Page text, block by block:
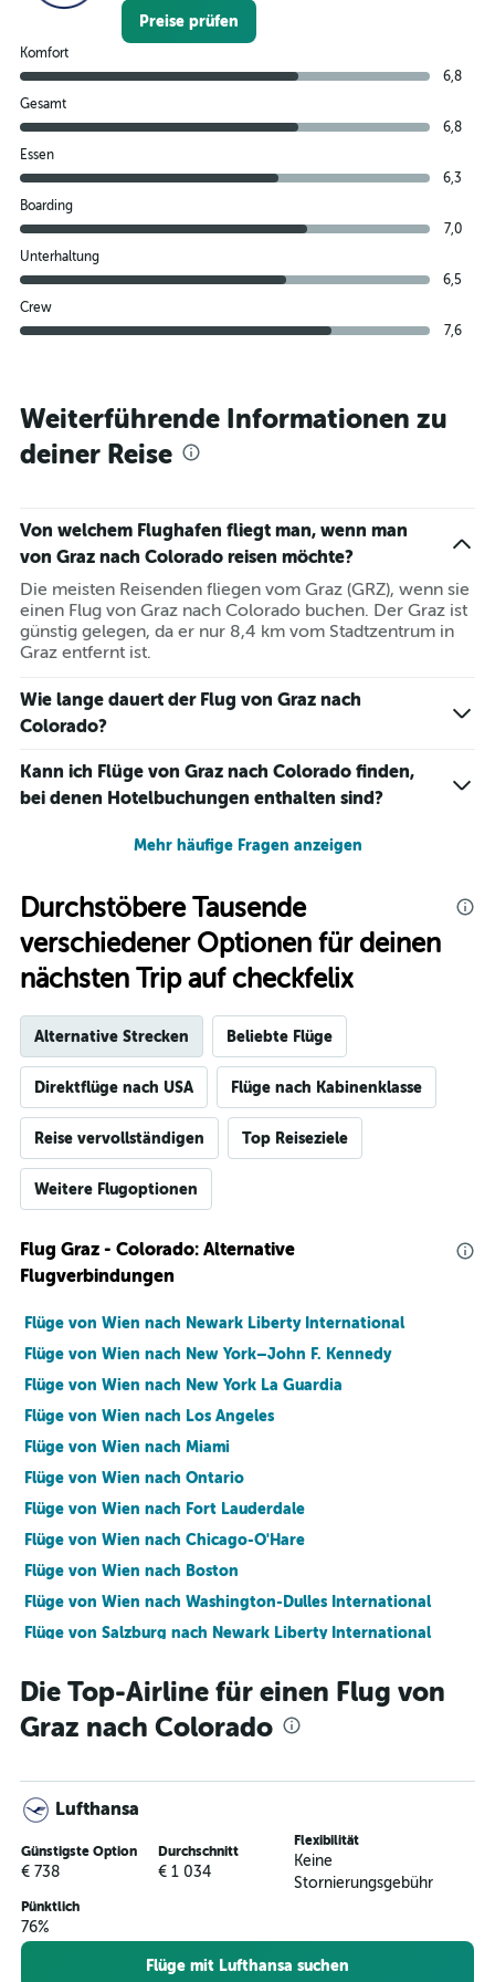
Preise prüfen
Komfort
6,8
Gesamt
6,8
Essen
6,3
Boarding
7,0
Unterhaltung
6,5
Crew
7,6
Weiterführende Informationen zu
deiner Reise
Von welchem Flughafen fliegt man, wenn man
von Graz nach Colorado reisen möchte?
Die meisten Reisenden fliegen vom Graz (GRZ), wenn sie
einen Flug von Graz nach Colorado buchen. Der Graz ist
günstig gelegen, da er nur 8,4 km vom Stadtzentrum in
Graz entfernt ist.
Wie lange dauert der Flug von Graz nach
Colorado?
Kann ich Flüge von Graz nach Colorado finden,
bei denen Hotelbuchungen enthalten sind?
Mehr häufige Fragen anzeigen
Durchstöbere Tausende
verschiedener Optionen für deinen
nächsten Trip auf checkfelix
Alternative Strecken Beliebte Flüge
Direktflüge nach USA Flüge nach Kabinenklasse
Reise vervollständigen Top Reiseziele
Weitere Flugoptionen
Flug Graz - Colorado: Alternative
Flugverbindungen
Flüge von Wien nach Newark Liberty International
Flüge von Wien nach New York–John F. Kennedy
Flüge von Wien nach New York La Guardia
Flüge von Wien nach Los Angeles
Flüge von Wien nach Miami
Flüge von Wien nach Ontario
Flüge von Wien nach Fort Lauderdale
Flüge von Wien nach Chicago-O'Hare
Flüge von Wien nach Boston
Flüge von Wien nach Washington-Dulles International
Flüge von Salzburg nach Newark Liberty International
Flüge von Wien nach Las Vegas
Flüge von Graz nach New York La Guardia
Flüge von Salzburg nach New York–John F. Kennedy
Flüge von Graz nach Newark Liberty International
Flüge von Wien nach Honolulu
Flüge von Wien nach Chicago Midway
Flüge von Wien nach Orlando International
Flüge von Wien nach Baltimore
Flüge von Wien nach Atlanta
Die Top-Airline für einen Flug von
Graz nach Colorado
Lufthansa
Günstigste Option
€ 738
Durchschnitt
€ 1 034
Flexibilität
Keine
Stornierungsgebühr
Pünktlich
76%
Flüge mit Lufthansa suchen